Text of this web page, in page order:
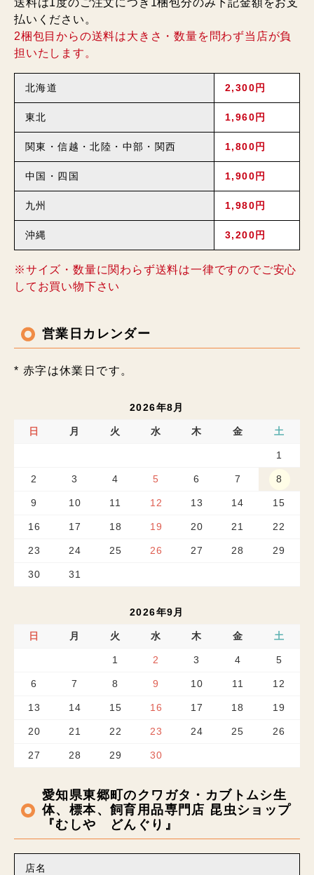
送料は1度のご注文につき1梱包分のみ下記金額をお支
払いください。
2梱包目からの送料は大きさ・数量を問わず当店が負
担いたします。
北海道 2,300円
東北 1,960円
関東・信越・北陸・中部・関西 1,800円
中国・四国 1,900円
九州 1,980円
沖縄 3,200円
※サイズ・数量に関わらず送料は一律ですのでご安心
してお買い物下さい
営業日カレンダー
* 赤字は休業日です。
2026年8月
日 月 火 水 木 金 土
1
2 3 4 5 6 7 8
9 10 11 12 13 14 15
16 17 18 19 20 21 22
23 24 25 26 27 28 29
30 31
2026年9月
日 月 火 水 木 金 土
1 2 3 4 5
6 7 8 9 10 11 12
13 14 15 16 17 18 19
20 21 22 23 24 25 26
27 28 29 30
愛知県東郷町のクワガタ・カブトムシ生
体、標本、飼育用品専門店 昆虫ショップ
『むしや どんぐり』
店名